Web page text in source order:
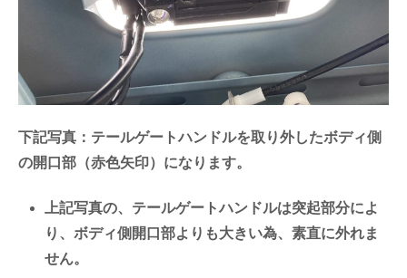
下記写真：テールゲートハンドルを取り外したボディ側
の開口部（赤色矢印）になります。
上記写真の、テールゲートハンドルは突起部分によ
り、ボディ側開口部よりも大きい為、素直に外れま
せん。